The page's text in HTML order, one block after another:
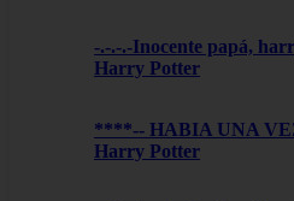
-.-.-.-Inocente papá,
Harry Potter
****-- HABIA UNA
Harry Potter